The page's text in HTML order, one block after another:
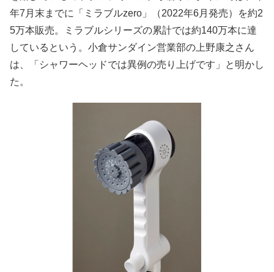
年7月末までに「ミラブルzero」（2022年6月発売）を約2
5万本販売。ミラブルシリーズの累計では約140万本に達
しているという。小倉サンダイン営業部の上野康之さん
は、「シャワーヘッドでは異例の売り上げです」と明かし
た。